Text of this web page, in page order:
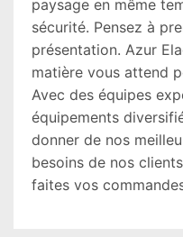
paysage en même
sécurité. Pensez à
présentation. Azur
matière vous attend
Avec des équipes
équipements
donner de nos
besoins de nos
faites vos